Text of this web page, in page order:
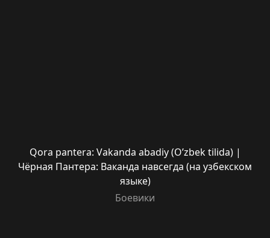
Qora pantera: Vakanda abadiy (O’zbek tilida) |
Чёрная Пантера: Ваканда навсегда (на узбекском
языке)
Боевики